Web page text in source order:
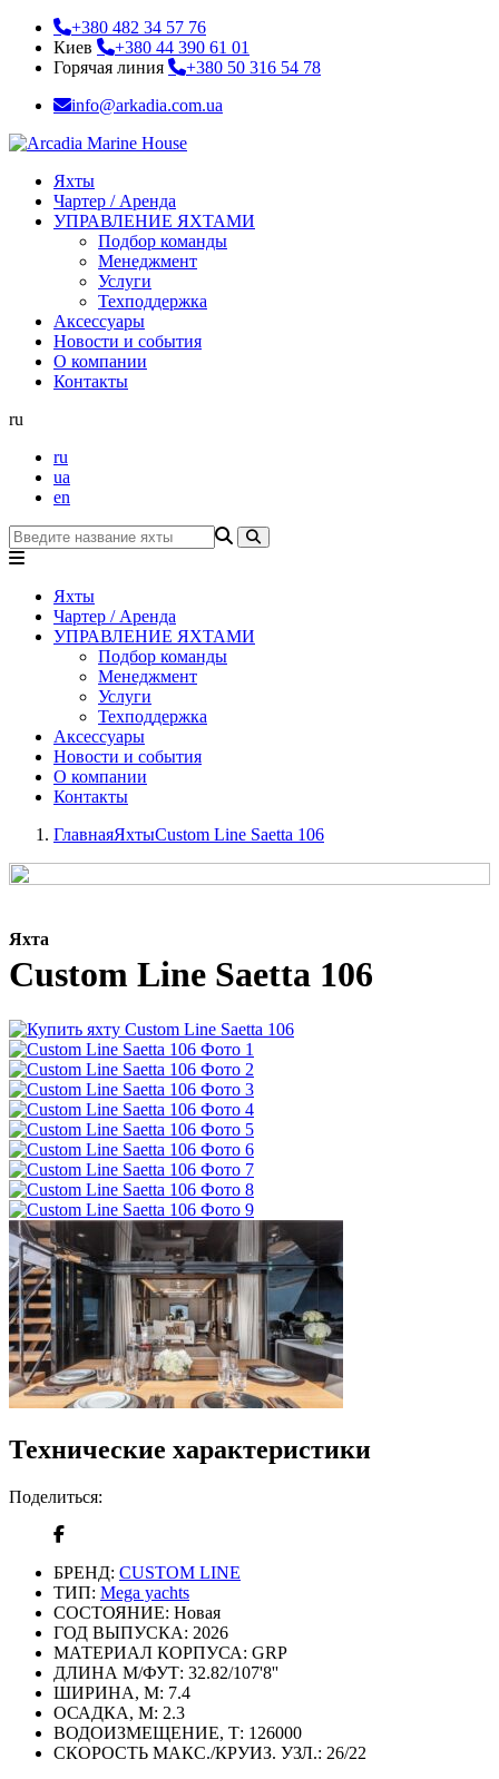
+380 482 34 57 76
Киев
+380 44 390 61 01
Горячая линия
+380 50 316 54 78
info@arkadia.com.ua
Яхты
Чартер / Аренда
УПРАВЛЕНИЕ ЯХТАМИ
Подбор команды
Менеджмент
Услуги
Техподдержка
Аксессуары
Новости и события
О компании
Контакты
ru
ru
ua
en
Яхты
Чартер / Аренда
УПРАВЛЕНИЕ ЯХТАМИ
Подбор команды
Менеджмент
Услуги
Техподдержка
Аксессуары
Новости и события
О компании
Контакты
ГлавнаяЯхтыCustom Line Saetta 106
Яхта
Custom Line Saetta 106
Технические характеристики
Поделиться:
БРЕНД: CUSTOM LINE
ТИП: Mega yachts
СОСТОЯНИЕ: Новая
ГОД ВЫПУСКА: 2026
МАТЕРИАЛ КОРПУСА: GRP
ДЛИНА М/ФУТ: 32.82/107'8''
ШИРИНА, М: 7.4
ОСАДКА, М: 2.3
ВОДОИЗМЕЩЕНИЕ, Т: 126000
СКОРОСТЬ МАКС./КРУИЗ. УЗЛ.: 26/22